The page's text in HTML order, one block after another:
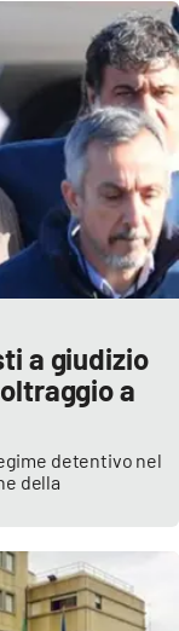
a giudizio
a
detentivo nel
della